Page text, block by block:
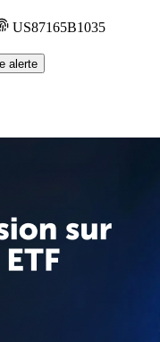
US87165B1035
alerte